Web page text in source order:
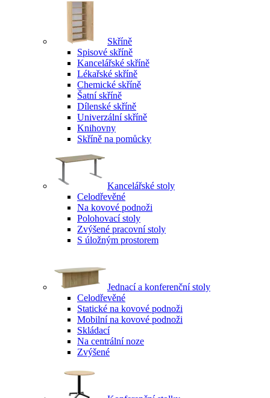
Skříně
Spisové skříně
Kancelářské skříně
Lékařské skříně
Chemické skříně
Šatní skříně
Dílenské skříně
Univerzální skříně
Knihovny
Skříně na pomůcky
Kancelářské stoly
Celodřevěné
Na kovové podnoži
Polohovací stoly
Zvýšené pracovní stoly
S úložným prostorem
Jednací a konferenční stoly
Celodřevěné
Statické na kovové podnoži
Mobilní na kovové podnoži
Skládací
Na centrální noze
Zvýšené